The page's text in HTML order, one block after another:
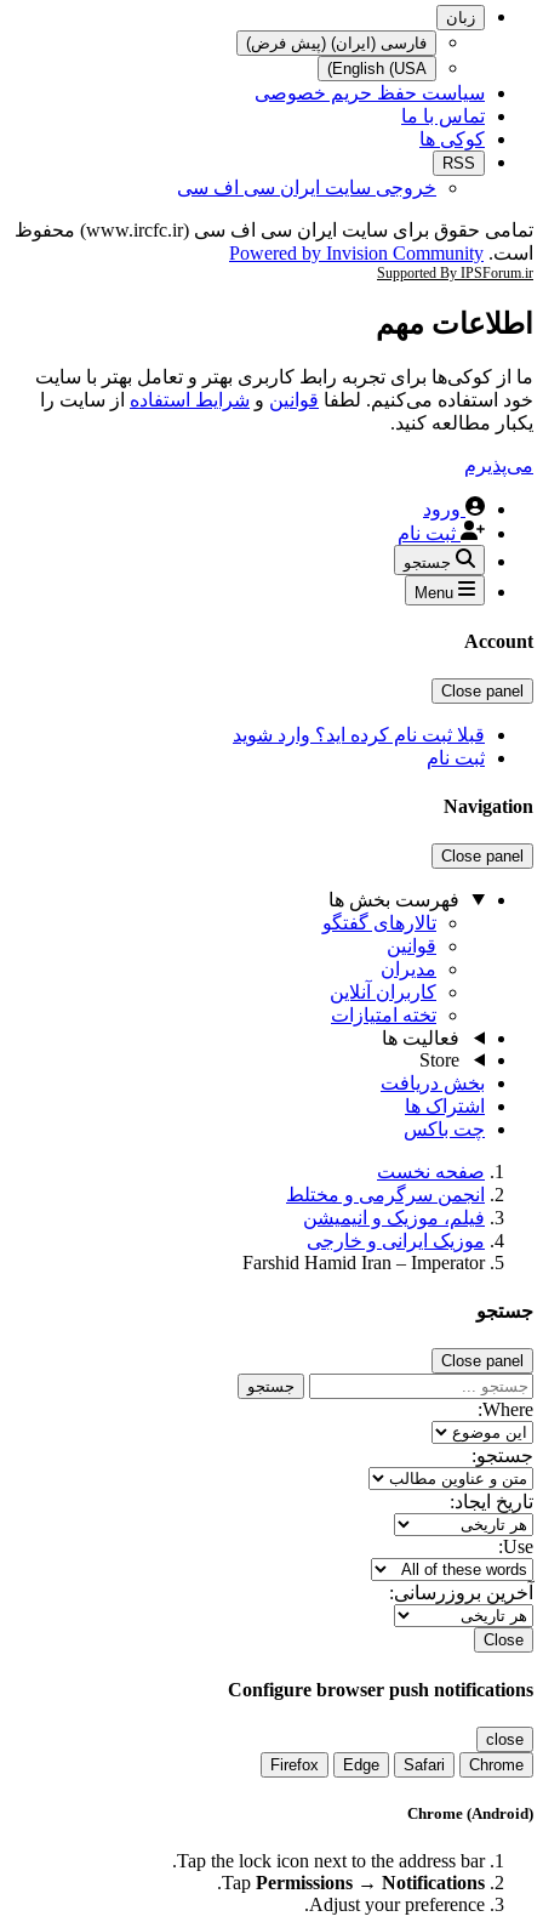
زبان
فارسی (ایران) (پیش فرض)
English (USA)
سیاست حفظ حریم خصوصی
تماس با ما
کوکی ها
RSS
خروجی سایت ایران سی اف سی
تمامی حقوق برای سایت ایران سی اف سی (www.ircfc.ir) محفوظ
است. Powered by Invision Community
Supported By IPSForum.ir
اطلاعات مهم
ما از کوکی‌ها برای تجربه رابط کاربری بهتر و تعامل بهتر با سایت
خود استفاده می‌کنیم. لطفا قوانین و شرایط استفاده از سایت را
یکبار مطالعه کنید.
می‌پذیرم
ورود
ثبت نام
جستجو
Menu
Account
Close panel
قبلا ثبت نام کرده اید؟ وارد شوید
ثبت نام
Navigation
Close panel
فهرست بخش ها
تالارهای گفتگو
قوانین
مدیران
کاربران آنلاین
تخته امتیازات
فعالیت ها
Store
بخش دریافت
اشتراک ها
چت باکس
صفحه نخست
انجمن سرگرمی و مختلط
فیلم، موزیک و انیمیشن
موزیک ایرانی و خارجی
Farshid Hamid Iran – Imperator
جستجو
Close panel
جستجو
Where:
جستجو:
تاریخ ایجاد:
Use:
آخرین بروزرسانی:
Close
Configure browser push notifications
close
Chrome
Safari
Edge
Firefox
Chrome (Android)
Tap the lock icon next to the address bar.
Tap Permissions → Notifications
.
Adjust your preference.